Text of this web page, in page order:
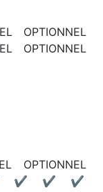
OPTIONNEL
OPTIONNEL
OPTIONNEL
✔ ✔ ✔